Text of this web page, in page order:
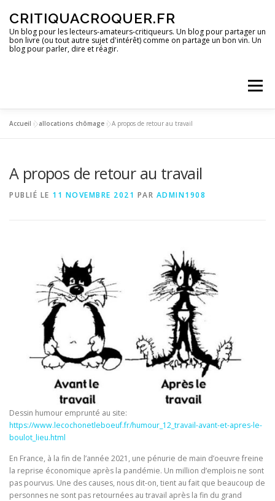
contenu
CRITIQUACROQUER.FR
Un blog pour les lecteurs-amateurs-critiqueurs. Un blog pour partager un
bon livre (ou tout autre sujet d'intérêt) comme on partage un bon vin. Un
blog pour parler, dire et réagir.
Menu
DES IMAGES DES SPECTACLES DES OPINIONS
Accueil »allocations chômage »A propos de retour au travail
A propos de retour au travail
PUBLIÉ LE 11 NOVEMBRE 2021 PAR ADMIN1908
Dessin humour emprunté au site:
https://www.lecochonetleboeuf.fr/humour_12_travail-avant-et-apres-le-
boulot_lieu.html
En France, à la fin de l’année 2021, une pénurie de main d’oeuvre freine
la reprise économique après la pandémie. Un million d’emplois ne sont
pas pourvus. Une des causes, nous dit-on, tient au fait que beaucoup de
personnes ne sont pas retournées au travail après la fin du grand